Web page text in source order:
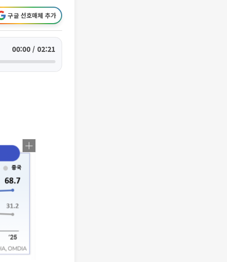
구글 선호매체 추가
00:00 / 02:21